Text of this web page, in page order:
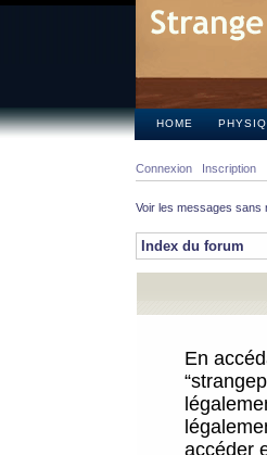
HOME
Connexion Inscription
Voir les messages sans
Index du forum
En
accéder